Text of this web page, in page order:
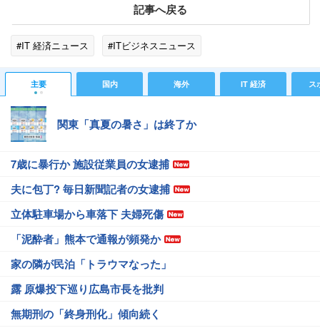
記事へ戻る
#IT 経済ニュース #ITビジネスニュース
主要 国内 海外 IT 経済 ス
関東「真夏の暑さ」は終了か
7歳に暴行か 施設従業員の女逮捕
夫に包丁? 毎日新聞記者の女逮捕
立体駐車場から車落下 夫婦死傷
「泥酔者」熊本で通報が頻発か
家の隣が民泊「トラウマなった」
露 原爆投下巡り広島市長を批判
無期刑の「終身刑化」傾向続く